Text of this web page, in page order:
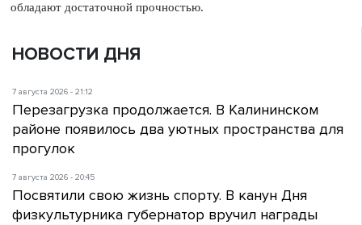
обладают достаточной прочностью.
НОВОСТИ ДНЯ
7 августа 2026 - 21:12
Перезагрузка продолжается. В Калининском
районе появилось два уютных пространства для
прогулок
7 августа 2026 - 20:45
Посвятили свою жизнь спорту. В канун Дня
физкультурника губернатор вручил награды